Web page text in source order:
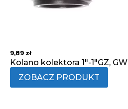
9,89 zł
Kolano kolektora 1"-1"GZ, GW
ZOBACZ PRODUKT